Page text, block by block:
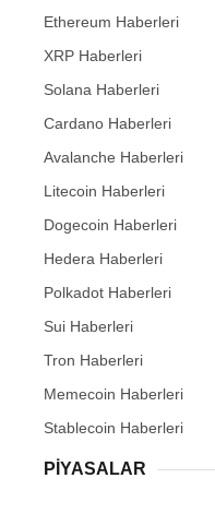
Ethereum Haberleri
XRP Haberleri
Solana Haberleri
Cardano Haberleri
Avalanche Haberleri
Litecoin Haberleri
Dogecoin Haberleri
Hedera Haberleri
Polkadot Haberleri
Sui Haberleri
Tron Haberleri
Memecoin Haberleri
Stablecoin Haberleri
PIYASALAR